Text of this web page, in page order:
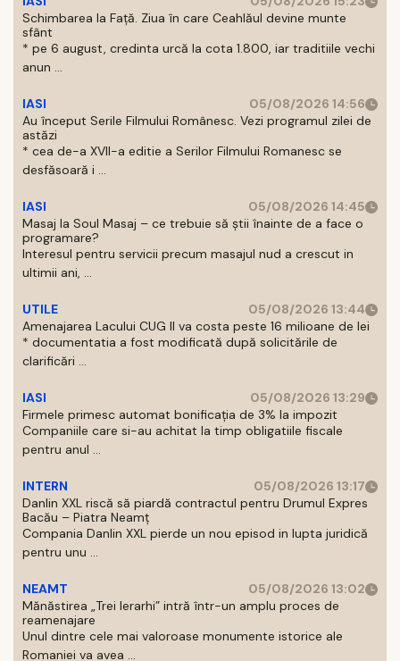
Schimbarea la Față. Ziua în care Ceahlăul devine munte
sfânt
* pe 6 august, credinta urcă la cota 1.800, iar traditiile vechi
anun ...
IASI
05/08/2026 14:56
Au început Serile Filmului Românesc. Vezi programul zilei de
astăzi
* cea de-a XVII-a editie a Serilor Filmului Romanesc se
desfăsoară i ...
IASI
05/08/2026 14:45
Masaj la Soul Masaj – ce trebuie să știi înainte de a face o
programare?
Interesul pentru servicii precum masajul nud a crescut in
ultimii ani, ...
UTILE
05/08/2026 13:44
Amenajarea Lacului CUG II va costa peste 16 milioane de lei
* documentatia a fost modificată după solicitările de
clarificări ...
IASI
05/08/2026 13:29
Firmele primesc automat bonificația de 3% la impozit
Companiile care si-au achitat la timp obligatiile fiscale
pentru anul ...
INTERN
05/08/2026 13:17
Danlin XXL riscă să piardă contractul pentru Drumul Expres
Bacău – Piatra Neamț
Compania Danlin XXL pierde un nou episod in lupta juridică
pentru unu ...
NEAMT
05/08/2026 13:02
Mănăstirea „Trei Ierarhi” intră într-un amplu proces de
reamenajare
Unul dintre cele mai valoroase monumente istorice ale
Romaniei va avea ...